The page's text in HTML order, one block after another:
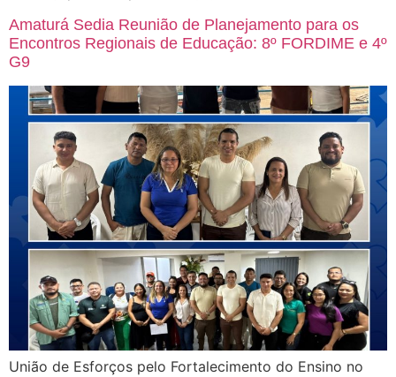
Amaturá Sedia Reunião de Planejamento para os
Encontros Regionais de Educação: 8º FORDIME e 4º
G9
União de Esforços pelo Fortalecimento do Ensino no